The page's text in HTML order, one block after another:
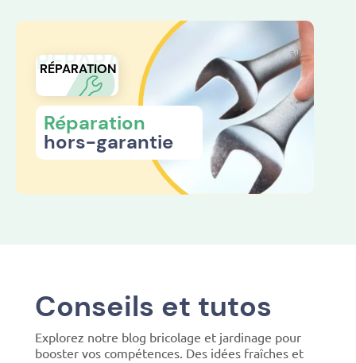
RÉPARATION
RÉPARATION
Réparation
hors-garantie
Conseils et tutos
Explorez notre blog bricolage et jardinage pour
booster vos compétences. Des idées fraîches et